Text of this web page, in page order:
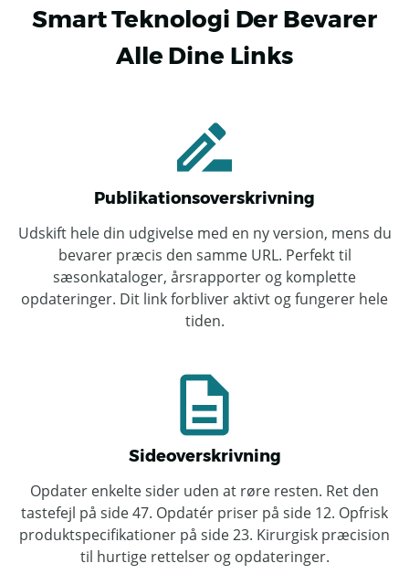
Smart Teknologi Der Bevarer
Alle Dine Links
Publikationsoverskrivning
Udskift hele din udgivelse med en ny version, mens du
bevarer præcis den samme URL. Perfekt til
sæsonkataloger, årsrapporter og komplette
opdateringer. Dit link forbliver aktivt og fungerer hele
tiden.
Sideoverskrivning
Opdater enkelte sider uden at røre resten. Ret den
tastefejl på side 47. Opdatér priser på side 12. Opfrisk
produktspecifikationer på side 23. Kirurgisk præcision
til hurtige rettelser og opdateringer.